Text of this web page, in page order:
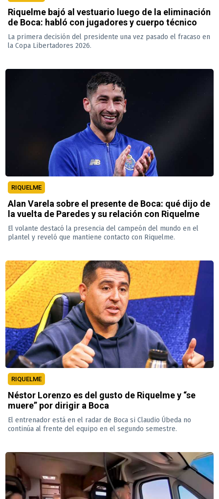
Riquelme bajó al vestuario luego de la eliminación
de Boca: habló con jugadores y cuerpo técnico
La primera decisión del presidente una vez pasado el fracaso en
la Copa Libertadores 2026.
RIQUELME
Alan Varela sobre el presente de Boca: qué dijo de
la vuelta de Paredes y su relación con Riquelme
El volante destacó la presencia del campeón del mundo en el
plantel y reveló que mantiene contacto con Riquelme.
RIQUELME
Néstor Lorenzo es del gusto de Riquelme y “se
muere” por dirigir a Boca
El entrenador está en el radar de Boca si Claudio Úbeda no
continúa al frente del equipo en el segundo semestre.